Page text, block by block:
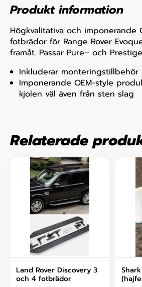
Produkt information
Högkvalitativa och imponerande
fotbrädor för Range Rover
framåt. Passar Pure– och
Inkluderar monteringstillbehör
Imponerande OEM-style
kjolen väl även från sten slag
Relaterade
Land Rover Discovery 3
och 4 fotbrädor